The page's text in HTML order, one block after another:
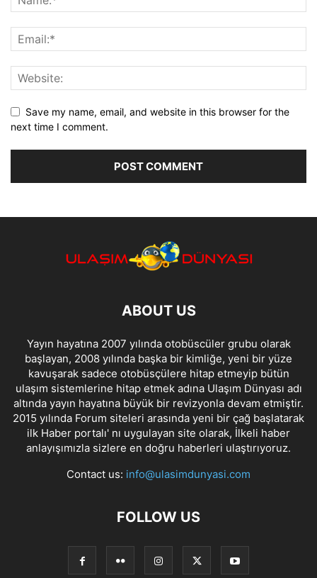
Save my name, email, and website in this browser for the
next time I comment.
ABOUT US
Yayın hayatına 2007 yılında otobüscüler grubu olarak
başlayan, 2008 yılında başka bir kimliğe, yeni bir yüze
kavuşarak sadece otobüsçülere hitap etmeyip bütün
ulaşım sistemlerine hitap etmek adına Ulaşım Dünyası adı
altında yayın hayatına büyük bir revizyonla devam etmiştir.
2015 yılında Forum siteleri arasında yeni bir çağ başlatarak
ilk Haber portalı' nı uygulayan site olarak, İlkeli haber
anlayışımızla sizlere en doğru haberleri ulaştırıyoruz.
Contact us: info@ulasimdunyasi.com
FOLLOW US